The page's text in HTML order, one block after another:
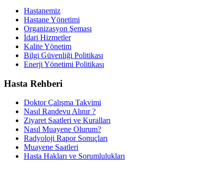
Hastanemiz
Hastane Yönetimi
Organizasyon Şeması
İdari Hizmetler
Kalite Yönetim
Bilgi Güvenliği Politikası
Enerji Yönetimi Politikası
Hasta Rehberi
Doktor Çalışma Takvimi
Nasıl Randevu Alınır ?
Ziyaret Saatleri ve Kuralları
Nasıl Muayene Olurum?
Radyoloji Rapor Sonuçları
Muayene Saatleri
Hasta Hakları ve Sorumlulukları